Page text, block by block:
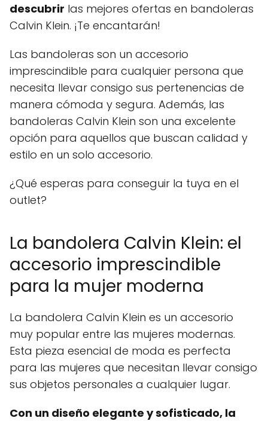
descubrir las mejores ofertas en bandoleras
Calvin Klein. ¡Te encantarán!
Las bandoleras son un accesorio
imprescindible para cualquier persona que
necesita llevar consigo sus pertenencias de
manera cómoda y segura. Además, las
bandoleras Calvin Klein son una excelente
opción para aquellos que buscan calidad y
estilo en un solo accesorio.
¿Qué esperas para conseguir la tuya en el
outlet?
La bandolera Calvin Klein: el
accesorio imprescindible
para la mujer moderna
La bandolera Calvin Klein es un accesorio
muy popular entre las mujeres modernas.
Esta pieza esencial de moda es perfecta
para las mujeres que necesitan llevar consigo
sus objetos personales a cualquier lugar.
Con un diseño elegante y sofisticado, la